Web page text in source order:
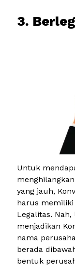
3.
Untuk
yang jauh,
harus
Legalitas.
menjadikan
nama
berada
bentuk